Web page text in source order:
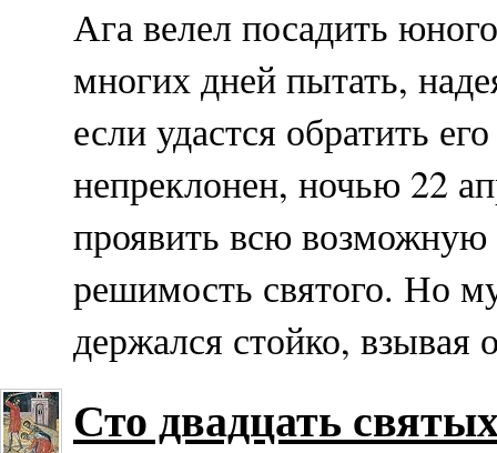
Ага велел посадить
многих дней пытать,
если удастся обратить
непреклонен, ночью 22
проявить всю возможную
решимость святого. Но
держался стойко,
Сто двадцать